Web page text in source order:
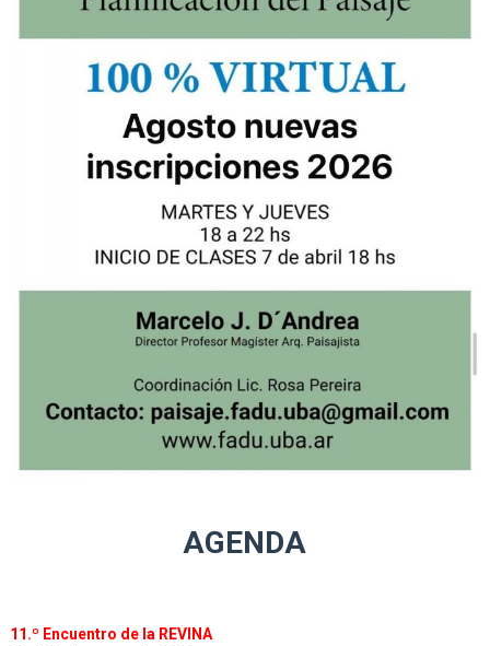
AGENDA
11.º Encuentro de la REVINA